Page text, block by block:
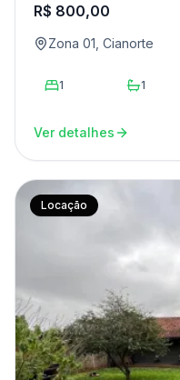
R$ 800,00
Zona 01, Cianorte
1 1
Ver detalhes
Locação